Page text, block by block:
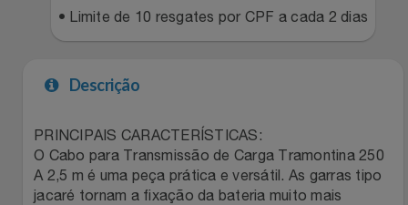
Malas E Mochilas
Mercado
Móveis
Meu Resgate Favorito
Mondial
Mormaii
Multi
Portal Das Malas
Renner
Sams Club
Topstore
• Limite de 10 resgates por CPF a cada 2 dias
Descrição
PRINCIPAIS CARACTERÍSTICAS:
O Cabo para Transmissão de Carga Tramontina 250
A 2,5 m é uma peça prática e versátil. As garras tipo
jacaré tornam a fixação da bateria muito mais